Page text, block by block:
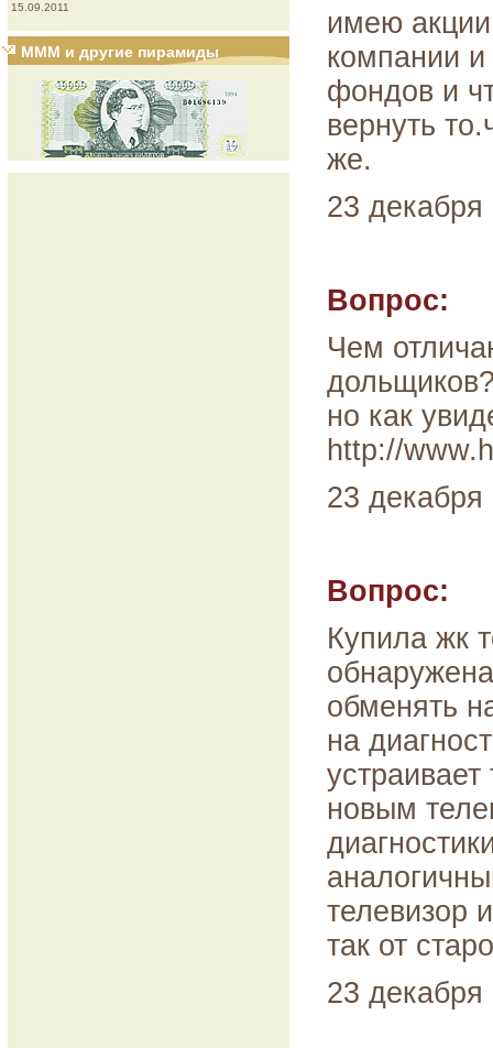
15.09.2011
МММ и другие пирамиды
имею
компании и
фондов и
вернуть
же.
23
Вопрос:
Чем
но как
http://
23
Вопрос:
Купила жк
обменять
на
устраивает
новым
телевизор
так от
23